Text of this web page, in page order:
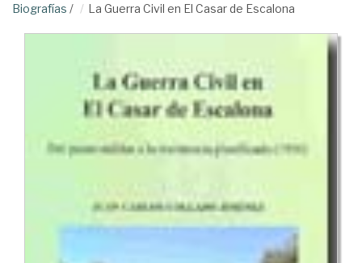
Biografías / La Guerra Civil en El Casar de Escalona